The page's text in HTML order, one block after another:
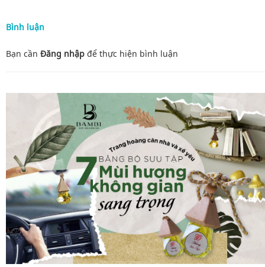
Bình luận
Bạn cần Đăng nhập để thực hiện bình luận